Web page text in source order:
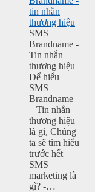
tin nhắn
thương hiệu
SMS
Brandname -
Tin nhắn
thương hiệu
Để hiểu
SMS
Brandname
– Tin nhắn
thương hiệu
là gì, Chúng
ta sẽ tìm hiểu
trước hết
SMS
marketing là
gì? -…